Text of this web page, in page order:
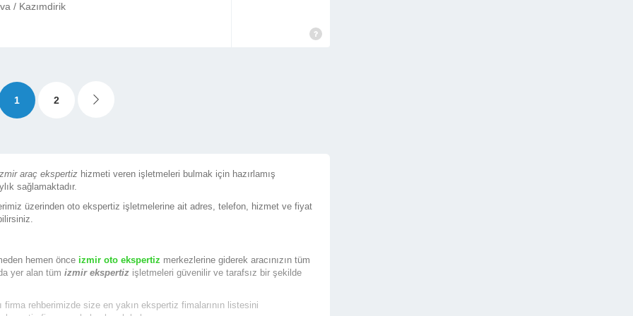
/ Kazımdirik
1 2
araç ekspertiz hizmeti veren işletmeleri bulmak için hazırlamış
sağlamaktadır.
üzerinden oto ekspertiz işletmelerine ait adres, telefon, hizmet ve fiyat
hemen önce izmir oto ekspertiz merkezlerine giderek aracınızın tüm
yer alan tüm izmir ekspertiz işletmeleri güvenilir ve tarafsız bir şekilde
firma rehberimizde size en yakın ekspertiz fimalarının listesini